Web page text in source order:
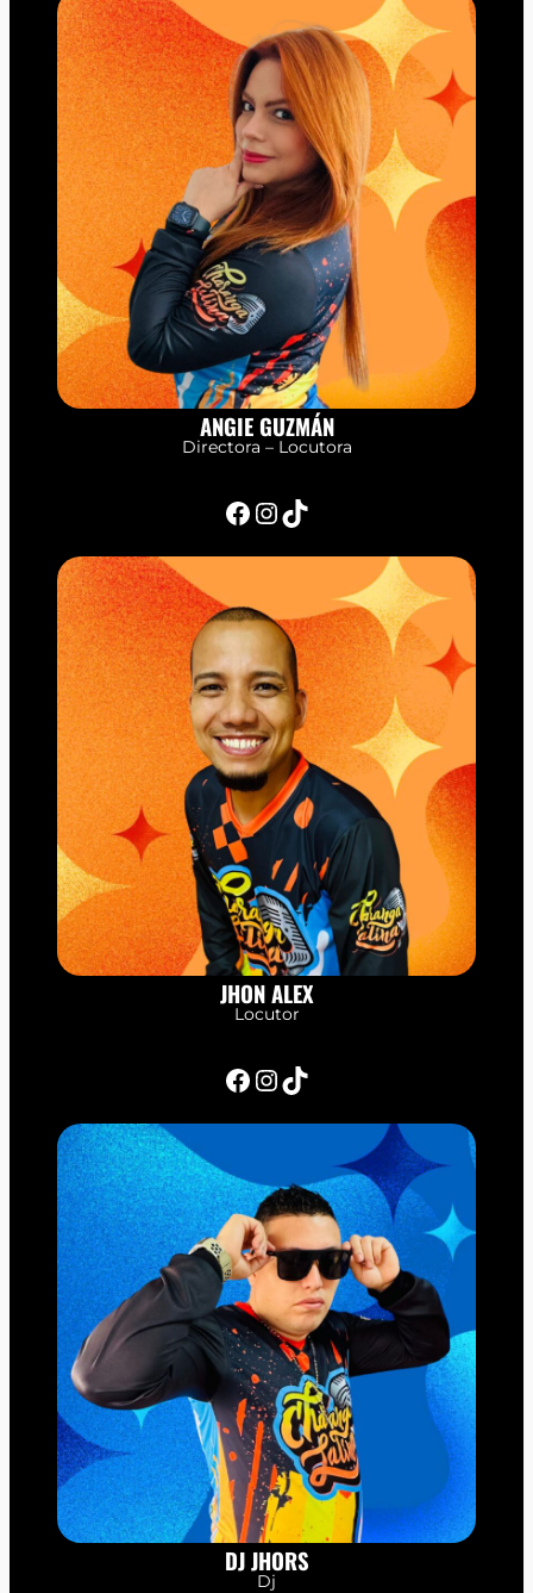
ANGIE GUZMÁN
Directora – Locutora
Facebook InstagramTikTok
JHON ALEX
Locutor
Facebook InstagramTikTok
DJ JHORS
Dj